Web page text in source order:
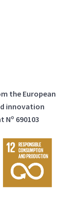
the European
innovation
690103